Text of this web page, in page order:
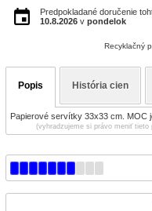
Predpokladané doručenie
10.8.2026 v pondelok
Recyklačný
Popis História cien
Papierové servítky 33x33 cm. MOC
(vyhradzujeme si právo meniť tieto